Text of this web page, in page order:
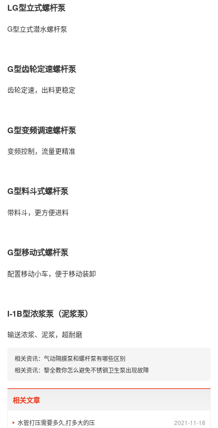
LG型立式螺杆泵
G型立式潜水螺杆泵
G型齿轮定速螺杆泵
齿轮定速，出料更稳定
G型变频调速螺杆泵
变频控制，流量更精准
G型料斗式螺杆泵
带料斗，更方便进料
G型移动式螺杆泵
配置移动小车，便于移动装卸
I-1B型浓浆泵（泥浆泵）
输送浓浆、泥浆，超耐磨
相关资讯： 气动隔膜泵和螺杆泵有哪些区别
相关资讯： 黎全教你怎么避免不锈钢卫生泵出现故障
相关文章
2021-11-18
水管打压需要多久,打多大的压